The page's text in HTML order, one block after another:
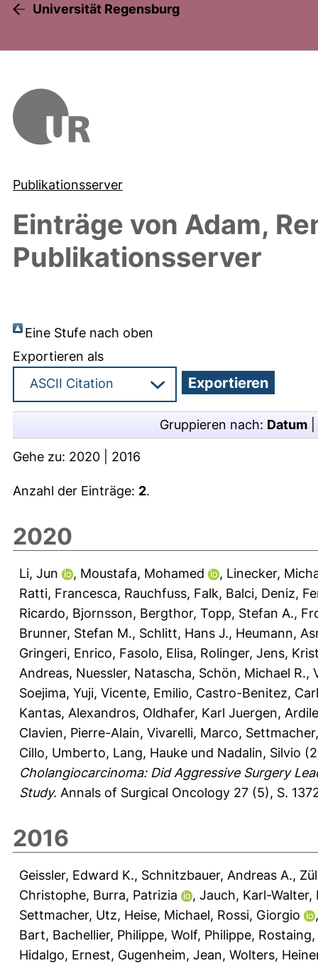
Universität Regensburg
Publikationsserver
Einträge von Adam,
Publikationsserver
Eine Stufe nach oben
Exportieren als
Gruppieren nach: Datum
Gehe zu: 2020 2016
Anzahl der Einträge: 2.
2020
Li, Jun , Moustafa, Mohamed , Linecker,
Ratti, Francesca, Rauchfuss, Falk, Balci, Deniz,
Ricardo, Bjornsson, Bergthor, Topp, Stefan A.,
Brunner, Stefan M., Schlitt, Hans J., Heumann,
Gringeri, Enrico, Fasolo, Elisa, Rolinger, Jens,
Andreas, Nuessler, Natascha, Schön, Michael R.,
Soejima, Yuji, Vicente, Emilio, Castro-Benitez,
Kantas, Alexandros, Oldhafer, Karl Juergen,
Clavien, Pierre-Alain, Vivarelli, Marco,
Cillo, Umberto, Lang, Hauke und Nadalin, Silvio
Cholangiocarcinoma: Did Aggressive Surgery
Study. Annals of Surgical Oncology 27 (5), S.
2016
Geissler, Edward K., Schnitzbauer, Andreas A.,
Christophe, Burra, Patrizia , Jauch, Karl-Walter,
Settmacher, Utz, Heise, Michael, Rossi, Giorgio
Bart, Bachellier, Philippe, Wolf, Philippe,
Hidalgo, Ernest, Gugenheim, Jean, Wolters,